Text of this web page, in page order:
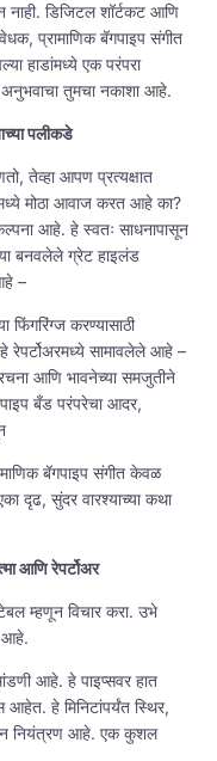
डिजिटल शॉर्टकट आणि
प्रामाणिक बॅगपाइप संगीत
हाडांमध्ये एक परंपरा
तुमचा नकाशा आहे.
पलीकडे
तेव्हा आपण प्रत्यक्षात
मोठा आवाज करत आहे का?
आहे. हे स्वतः साधनापासून
बनवलेले ग्रेट हाइलंड
–
फिंगरिंग्ज करण्यासाठी
रेपर्टोअरमध्ये सामावलेले आहे –
आणि भावनेच्या समजुतीने
बँड परंपरेचा आदर,
बॅगपाइप संगीत केवळ
दृढ, सुंदर वारश्याच्या कथा
आणि रेपर्टोअर
म्हणून विचार करा. उभे
आहे.
आहे. हे पाइप्सवर हात
आहेत. हे मिनिटांपर्यंत स्थिर,
नियंत्रण आहे. एक कुशल